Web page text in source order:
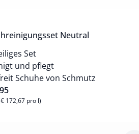
Neutral
Set
und pflegt
Schuhe von Schmutz
172,67 pro l)
8 von 24.